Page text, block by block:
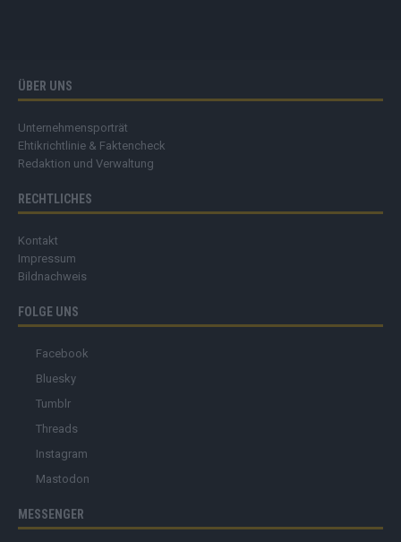
ÜBER UNS
Unternehmensporträt
Ehtikrichtlinie & Faktencheck
Redaktion und Verwaltung
RECHTLICHES
Kontakt
Impressum
Bildnachweis
FOLGE UNS
Facebook
Bluesky
Tumblr
Threads